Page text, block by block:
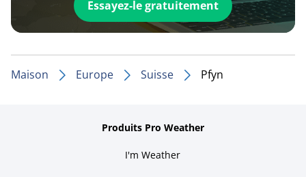
Essayez-le gratuitement
Maison Europe Suisse Pfyn
Produits Pro Weather
I'm Weather